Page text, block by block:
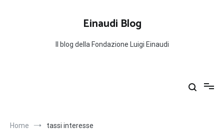
Einaudi Blog
Il blog della Fondazione Luigi Einaudi
Home tassi interesse